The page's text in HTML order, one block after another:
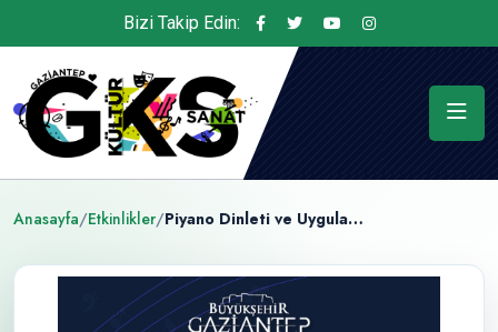
Bizi Takip Edin:
Anasayfa/Etkinlikler/ Piyano Dinleti ve Uygulama Atölyesi